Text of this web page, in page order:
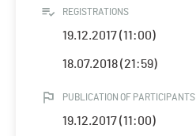
REGISTRATIONS
19.12.2017 (11:00)
18.07.2018 (21:59)
PUBLICATION OF PARTICIPANTS
19.12.2017 (11:00)